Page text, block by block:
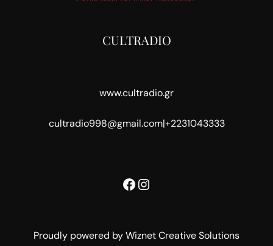
CULTRADIO
www.cultradio.gr
cultradio998@gmail.com|+2231043333
Facebook
Instagram
Proudly powered by Wiznet Creative Solutions